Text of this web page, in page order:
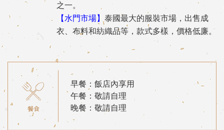
之一。
【水門市場】 泰國最大的服裝市場，出售成
衣、布料和紡織品等，款式多樣，價格低廉。
早餐：飯店內享用
午餐：敬請自理
晚餐：敬請自理